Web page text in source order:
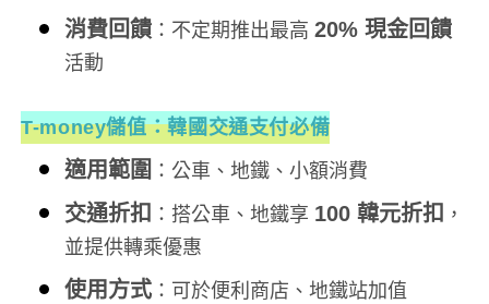
消費回饋 ：不定期推出最高 20% 現金回饋
活動
T-money儲值：韓國交通支付必備
適用範圍 ：公車、地鐵、小額消費
交通折扣 ：搭公車、地鐵享 100 韓元折扣 ，
並提供轉乘優惠
使用方式 ：可於便利商店、地鐵站加值